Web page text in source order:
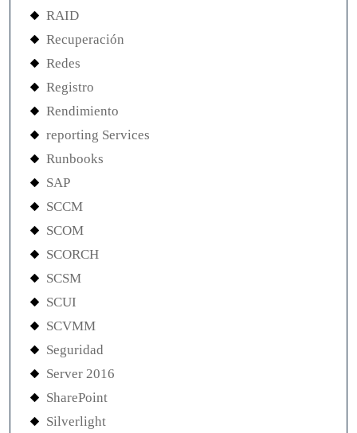
RAID
Recuperación
Redes
Registro
Rendimiento
reporting Services
Runbooks
SAP
SCCM
SCOM
SCORCH
SCSM
SCUI
SCVMM
Seguridad
Server 2016
SharePoint
Silverlight